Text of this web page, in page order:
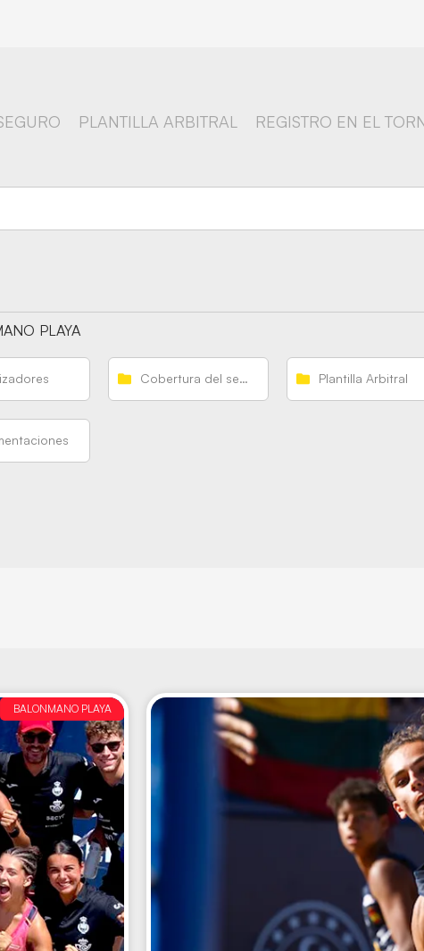
PLANTILLA ARBITRAL REGISTRO EN EL
PLAYA
Cobertura del seguro Plantilla Arbitral
BALONMANO PLAYA